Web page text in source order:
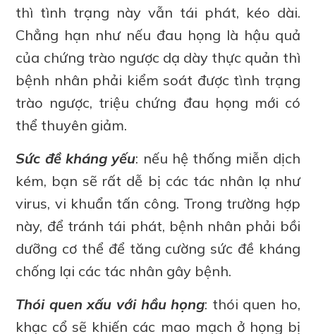
thì tình trạng này vẫn tái phát, kéo dài.
Chẳng hạn như nếu đau họng là hậu quả
của chứng trào ngược dạ dày thực quản thì
bệnh nhân phải kiểm soát được tình trạng
trào ngược, triệu chứng đau họng mới có
thể thuyên giảm.
Sức đề kháng yếu: nếu hệ thống miễn dịch
kém, bạn sẽ rất dễ bị các tác nhân lạ như
virus, vi khuẩn tấn công. Trong trường hợp
này, để tránh tái phát, bệnh nhân phải bồi
dưỡng cơ thể để tăng cường sức đề kháng
chống lại các tác nhân gây bệnh.
Thói quen xấu với hầu họng: thói quen ho,
khạc cổ sẽ khiến các mao mạch ở họng bị